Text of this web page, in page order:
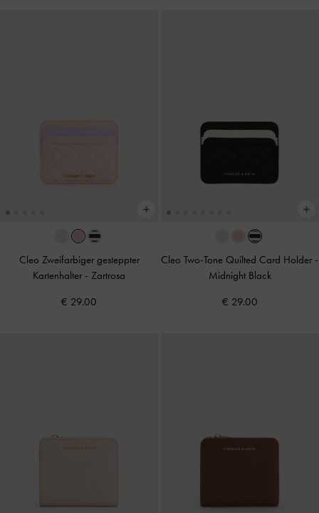
Cleo Zweifarbiger gesteppter
Kartenhalter -Zartrosa
€ 29.00
Cleo Two-Tone Quilted Card Holder -
Midnight Black
€ 29.00